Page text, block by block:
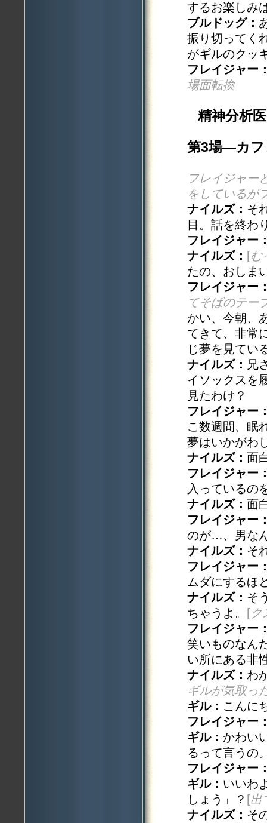
するお楽しみ
ブルドッグ：
振り切ってく
がギルのクッ
フレイジャー
場面転換
精神分析
第3場—カフ
フレイジャー
をしているが
ナイルズ： そ
目。話を終わ
フレイジャー
ナイルズ： [む
たの、おしま
フレイジャー
てそばのテー
かい、今朝、
てきて、非常
じ夢を見てい
ナイルズ： 兄
イソックスを
見たわけ？
フレイジャー
こ数週間、眠
夢はいかがわ
ナイルズ： 面
フレイジャー
入っているの
ナイルズ： 面
フレイジャー
のが…、男な
ナイルズ： そ
フレイジャー
ムダにするほ
ナイルズ： そ
ちゃうよ。
[ク
フレイジャー
笑いものなん
い所にある非
ナイルズ： わ
ギルが気取っ
ギル： こんに
フレイジャー
ギル： かわい
るって言うの
フレイジャー
ギル： いいわ
しょう」？ [出
ナイルズ： そ